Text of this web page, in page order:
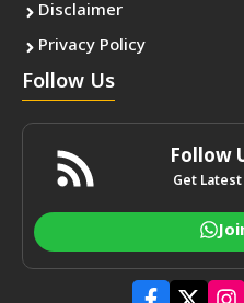
Disclaimer
Privacy Policy
Follow Us
Follow
Get